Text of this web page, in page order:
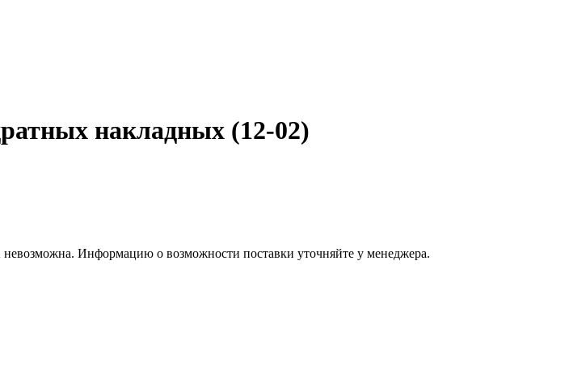
накладных (12-02)
Информацию о возможности поставки уточняйте у менеджера.